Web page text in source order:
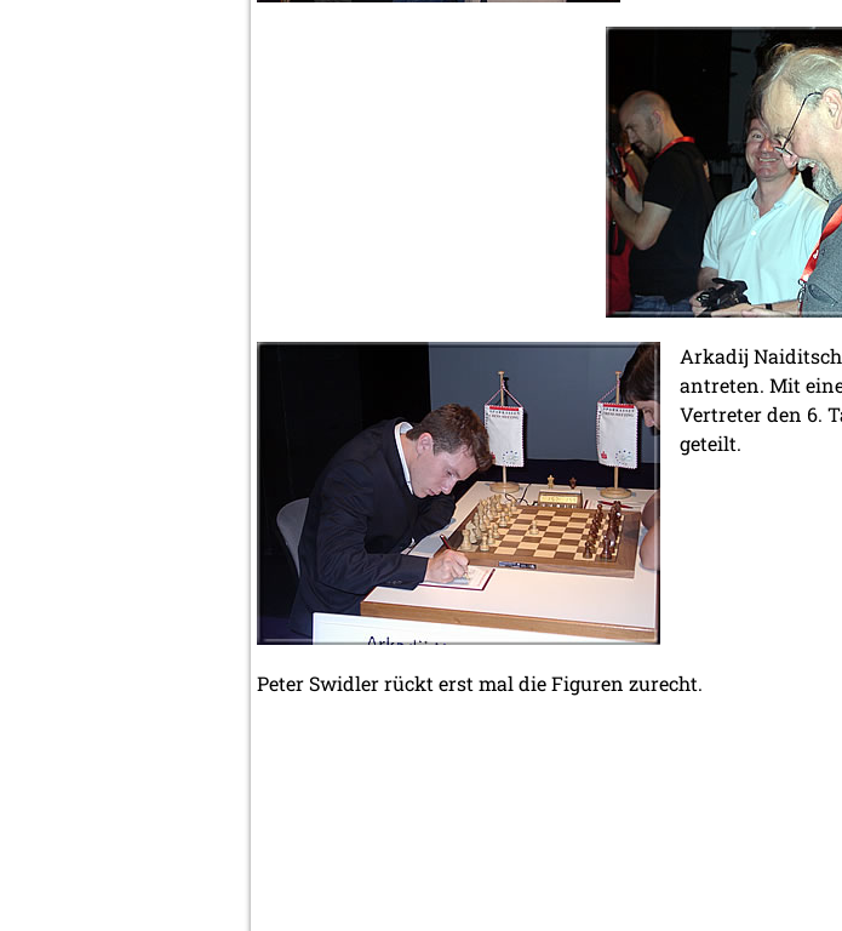
Arkadij Naiditsch
antreten. Mit
Vertreter den 6.
geteilt.
Peter Swidler rückt erst mal die Figuren zurecht.